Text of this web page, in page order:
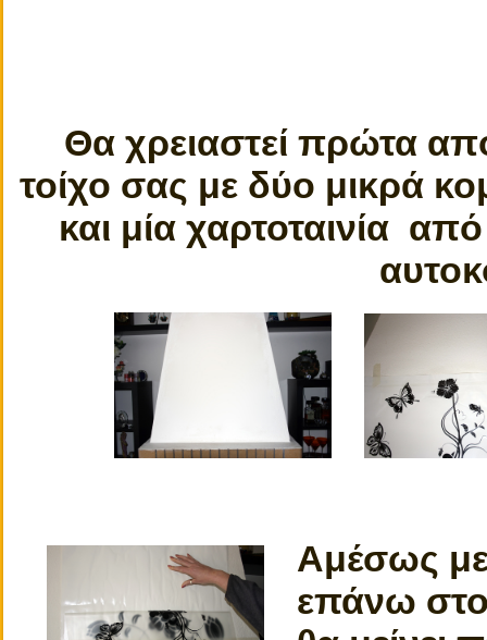
Θα χρειαστεί πρώτα
τοίχο σας με δύο μικρά
και μία χαρτοταινία
Αμέσως
επάνω στο